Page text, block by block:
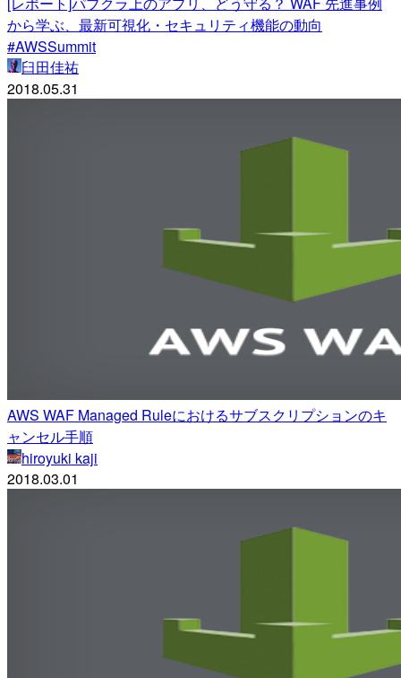
から学ぶ、最新可視化・セキュリティ機能の動向
#AWSSummit
臼田佳祐
2018.05.31
AWS WAF Managed Ruleにおけるサブスクリプションのキ
ャンセル手順
hiroyuki kaji
2018.03.01